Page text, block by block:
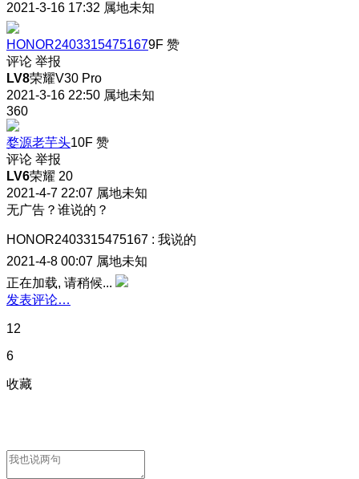
2021-3-16 17:32 属地未知
HONOR24033154751679F 赞
评论 举报
LV8荣耀V30 Pro
2021-3-16 22:50 属地未知
360
婺源老芋头10F 赞
评论 举报
LV6荣耀 20
2021-4-7 22:07 属地未知
无广告？谁说的？
HONOR2403315475167 : 我说的
2021-4-8 00:07 属地未知
正在加载, 请稍候...
发表评论…
12
6
收藏